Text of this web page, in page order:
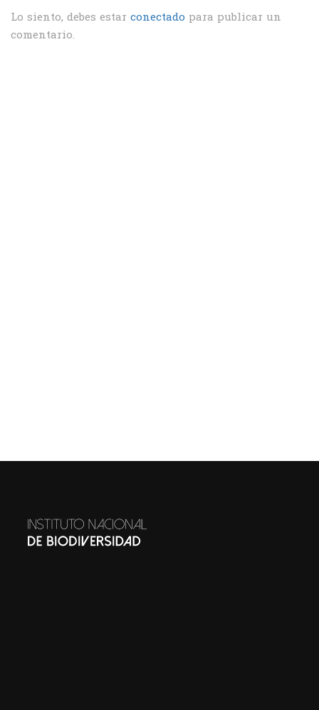
Lo siento, debes estar conectado para publicar un
comentario.